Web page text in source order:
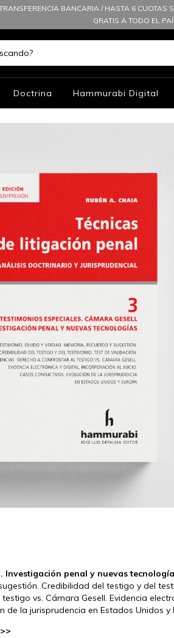
BANCARIA / HASTA 6 CUOTAS
GRATIS A TODO EL
Doctrina Hammurabi Digital
Investigación penal y nuevas
Credibilidad del testigo y del
vs. Cámara Gesell. Evidencia
de la jurisprudencia en Estados Unidos y